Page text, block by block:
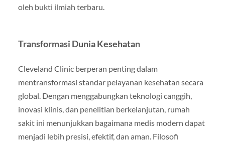
oleh bukti ilmiah terbaru.
Transformasi Dunia Kesehatan
Cleveland Clinic berperan penting dalam
mentransformasi standar pelayanan kesehatan secara
global. Dengan menggabungkan teknologi canggih,
inovasi klinis, dan penelitian berkelanjutan, rumah
sakit ini menunjukkan bagaimana medis modern dapat
menjadi lebih presisi, efektif, dan aman. Filosofi